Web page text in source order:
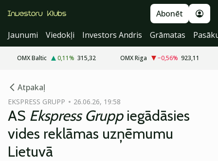
Abonēt
Jaunumi
Viedokļi Investors Andris Grāmatas
OMX Baltic 0,11% 315,32 OMX Riga −0,56% 923,11
Atpakaļ
EKSPRESS GRUPP 26.06.26, 19:58
AS Ekspress Gruppiegādāsies
vides reklāmas uzņēmumu
Lietuvā